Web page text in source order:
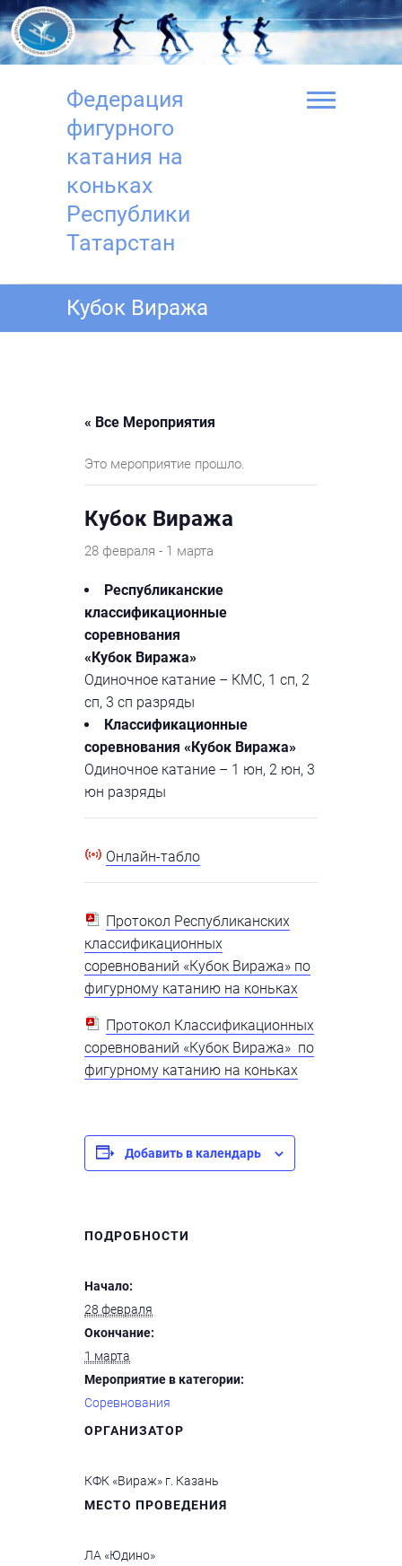
Перейти
к
содержимому
Федерация
фигурного
катания на
коньках
Республики
Татарстан
Кубок Виража
« Все Мероприятия
Это мероприятие прошло.
Кубок Виража
28 февраля - 1 марта
Республиканские
классификационные
соревнования
«Кубок Виража»
Одиночное катание – КМС, 1 сп, 2
сп, 3 сп разряды
Классификационные
соревнования «Кубок Виража»
Одиночное катание – 1 юн, 2 юн, 3
юн разряды
Онлайн-табло
Протокол Республиканских
классификационных
соревнований «Кубок Виража» по
фигурному катанию на коньках
Протокол Классификационных
соревнований «Кубок Виража» по
фигурному катанию на коньках
Добавить в календарь
ПОДРОБНОСТИ
Начало:
28 февраля
Окончание:
1 марта
Мероприятие в категории:
Соревнования
МЕСТО ПРОВЕДЕНИЯ
ЛА «Юдино»
ОРГАНИЗАТОР
КФК «Вираж» г. Казань